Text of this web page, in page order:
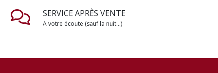
SERVICE APRÈS VENTE
A votre écoute (sauf la nuit...)